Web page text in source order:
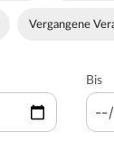
Vergangene
Bis